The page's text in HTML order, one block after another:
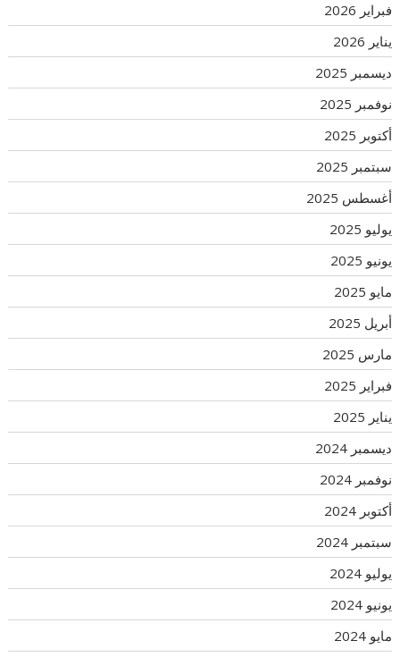
فبراير 2026
يناير 2026
ديسمبر 2025
نوفمبر 2025
أكتوبر 2025
سبتمبر 2025
أغسطس 2025
يوليو 2025
يونيو 2025
مايو 2025
أبريل 2025
مارس 2025
فبراير 2025
يناير 2025
ديسمبر 2024
نوفمبر 2024
أكتوبر 2024
سبتمبر 2024
يوليو 2024
يونيو 2024
مايو 2024